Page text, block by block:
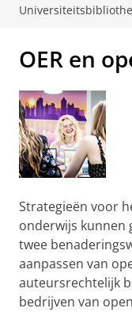
OER en
Strategieën voor
onderwijs kunnen
twee
aanpassen van
auteursrechtelijk
bedrijven van